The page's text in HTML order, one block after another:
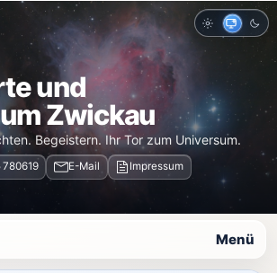
und
Zwickau
Begeistern. Ihr Tor zum Universum.
780619 E-Mail
Impressum
Hell Auto
Menü